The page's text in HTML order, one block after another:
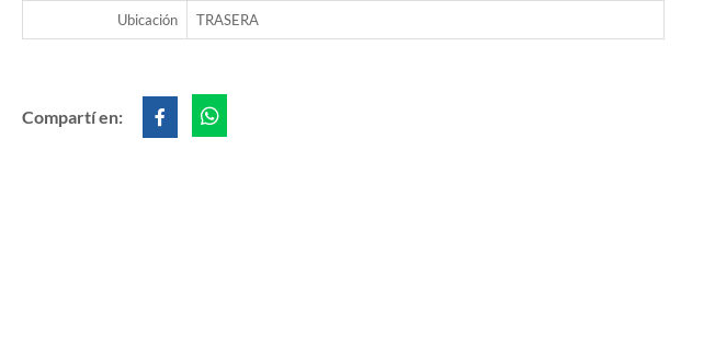
Ubicación TRASERA
Compartí en: